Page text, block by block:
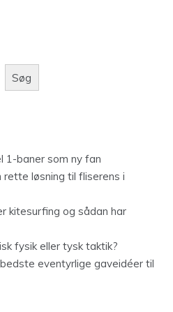
Søg
1-baner som ny fan
løsning til fliserens i
kitesurfing og sådan har
fysik eller tysk taktik?
eventyrlige gaveidéer til